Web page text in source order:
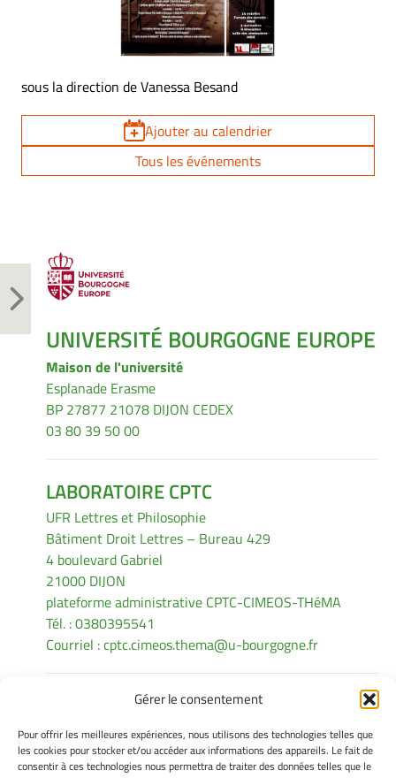
Gérer le consentement
Pour offrir les meilleures expériences, nous utilisons des technologies telles que
les cookies pour stocker et/ou accéder aux informations des appareils. Le fait de
consentir à ces technologies nous permettra de traiter des données telles que le
sous la direction de Vanessa Besand
Ajouter au calendrier
Tous les événements
UNIVERSITÉ BOURGOGNE EUROPE
Maison de l'université
Esplanade Erasme
BP 27877 21078 DIJON CEDEX
03 80 39 50 00
LABORATOIRE CPTC
UFR Lettres et Philosophie
Bâtiment Droit Lettres – Bureau 429
4 boulevard Gabriel
21000 DIJON
plateforme administrative CPTC-CIMEOS-THéMA
Tél. : 0380395541
Courriel :cptc.cimeos.thema@u-bourgogne.fr
INFORMATIONS LÉGALES
Mentions légales
Gérer mes cookies